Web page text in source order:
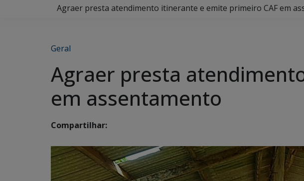
Agraer presta atendimento itinerante e emite primeiro CAF em
Geral
Agraer presta
em assentamento
Compartilhar: